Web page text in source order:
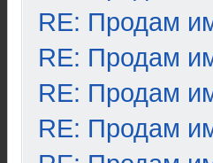
RE: Продам
RE: Продам
RE: Продам
RE: Продам